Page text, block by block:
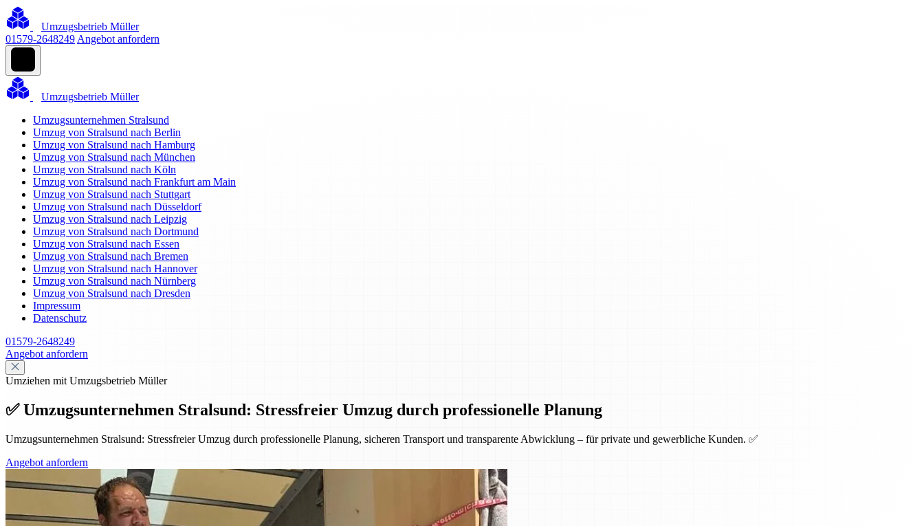
Umzugsbetrieb Müller
01579-2648249 Angebot anfordern
Umzugsbetrieb Müller
Umzugsunternehmen Stralsund
Umzug von Stralsund nach Berlin
Umzug von Stralsund nach Hamburg
Umzug von Stralsund nach München
Umzug von Stralsund nach Köln
Umzug von Stralsund nach Frankfurt am Main
Umzug von Stralsund nach Stuttgart
Umzug von Stralsund nach Düsseldorf
Umzug von Stralsund nach Leipzig
Umzug von Stralsund nach Dortmund
Umzug von Stralsund nach Essen
Umzug von Stralsund nach Bremen
Umzug von Stralsund nach Hannover
Umzug von Stralsund nach Nürnberg
Umzug von Stralsund nach Dresden
Impressum
Datenschutz
01579-2648249
Angebot anfordern
Umziehen mit Umzugsbetrieb Müller
✅ Umzugsunternehmen Stralsund: Stressfreier Umzug durch professionelle Planung
Umzugsunternehmen Stralsund: Stressfreier Umzug durch professionelle Planung, sicheren Transport und transparente Abwicklung – für private und gewerbliche Kunden. ✅
Angebot anfordern